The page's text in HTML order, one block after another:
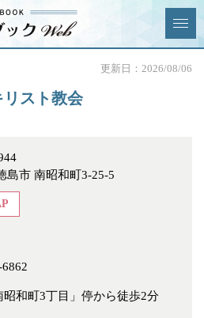
News & Topics
情報掲載の変更・追加につい
学校・幼稚園・神学校
更新日：2026/08/06
スト教会
島市 南昭和町3-25-5
昭和町3丁目」停から徒歩2分